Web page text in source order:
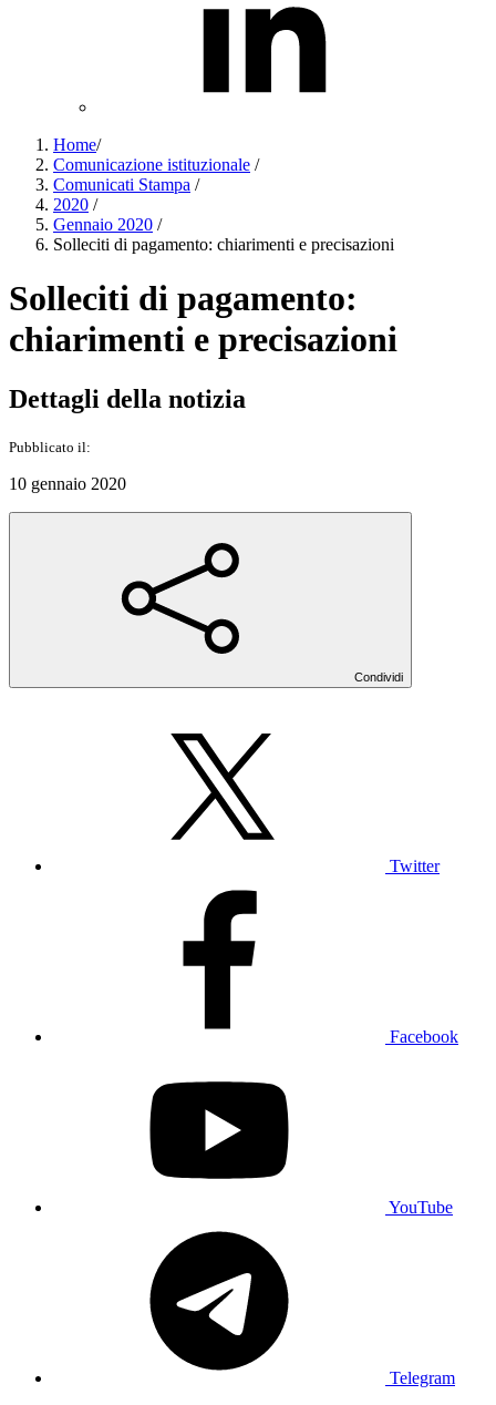
Home/
Comunicazione istituzionale /
Comunicati Stampa /
2020 /
Gennaio 2020 /
Solleciti di pagamento: chiarimenti e precisazioni
Solleciti di pagamento:
chiarimenti e precisazioni
Dettagli della notizia
Pubblicato il:
10 gennaio 2020
Condividi
Twitter
Facebook
YouTube
Telegram